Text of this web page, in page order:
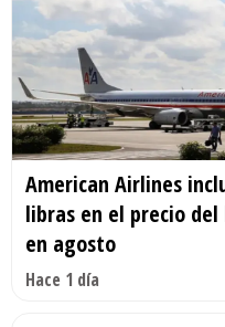
American Airlines
libras en el precio
en agosto
Hace 1 día